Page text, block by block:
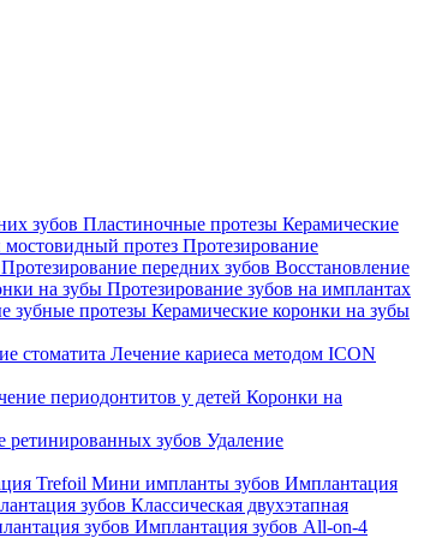
зубов Пластиночные протезы Керамические
протез Протезирование
Протезирование передних зубов Восстановление
на зубы Протезирование зубов на имплантах
зубные протезы Керамические коронки на зубы
стоматита Лечение кариеса методом ICON
периодонтитов у детей Коронки на
ретинированных зубов Удаление
Trefoil Мини импланты зубов Имплантация
зубов Классическая двухэтапная
зубов Имплантация зубов All-on-4